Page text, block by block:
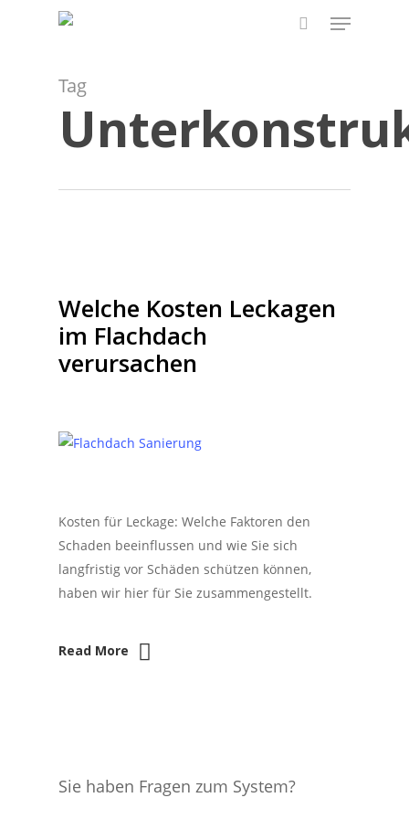
Menu
Tag
Welche Kosten Leckagen
im Flachdach
verursachen
Kosten für Leckage: Welche Faktoren den
Schaden beeinflussen und wie Sie sich
langfristig vor Schäden schützen können,
haben wir hier für Sie zusammengestellt.
Read More
Sie haben Fragen zum System?